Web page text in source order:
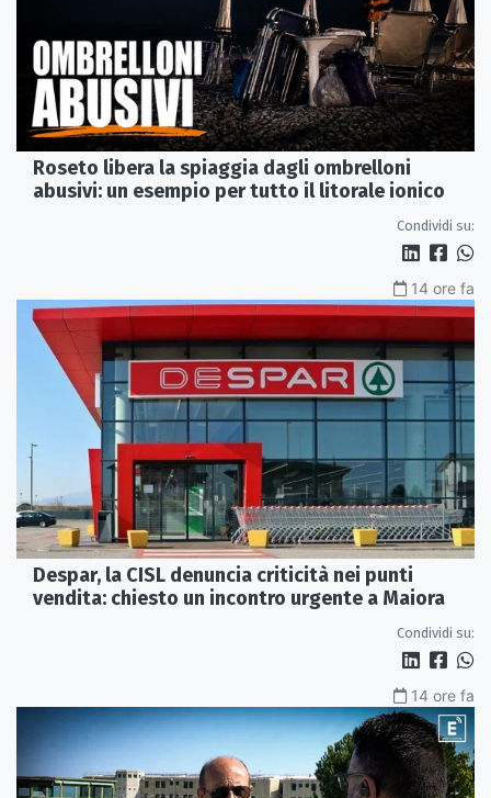
Roseto libera la spiaggia dagli ombrelloni
abusivi: un esempio per tutto il litorale ionico
Condividi su:
14 ore fa
Despar, la CISL denuncia criticità nei punti
vendita: chiesto un incontro urgente a Maiora
Condividi su:
14 ore fa